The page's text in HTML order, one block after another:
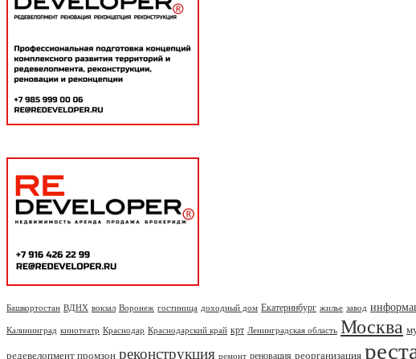
Башкортостан ВДНХ вокзал Воронеж гостиница доходный дом Екатеринбург жилье завод
Калининград кинотеатр Краснодар Краснодарский край крт Ленинградская область Москва
редевелопмент промзон реконструкция ремонт реновация реорганизация